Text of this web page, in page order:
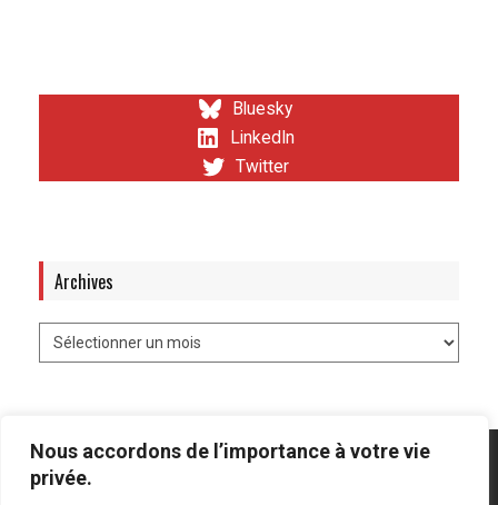
Nous accordons de l’importance à votre vie
privée.
Bluesky
LinkedIn
Twitter
Archives